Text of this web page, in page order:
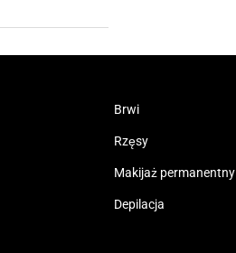
Brwi
Rzęsy
Makijaż permanentny
Depilacja